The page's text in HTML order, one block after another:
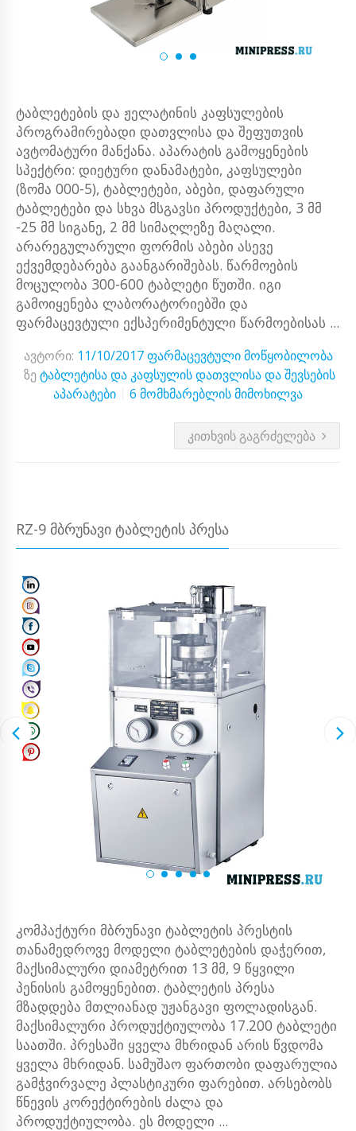
ტაბლეტების და ჟელატინის კაფსულების
პროგრამირებადი დათვლისა და შეფუთვის
ავტომატური მანქანა. აპარატის გამოყენების
სპექტრი: დიეტური დანამატები, კაფსულები
(ზომა 000-5), ტაბლეტები, აბები, დაფარული
ტაბლეტები და სხვა მსგავსი პროდუქტები, 3 მმ
-25 მმ სიგანე, 2 მმ სიმაღლეზე მაღალი.
არარეგულარული ფორმის აბები ასევე
ექვემდებარება გაანგარიშებას. წარმოების
მოცულობა 300-600 ტაბლეტი წუთში. იგი
გამოიყენება ლაბორატორიებში და
ფარმაცევტული ექსპერიმენტული წარმოებისას ...
ავტორი: 11/10/2017 ფარმაცევტული მოწყობილობა
ზე ტაბლეტისა და კაფსულის დათვლისა და შევსების
აპარატები
6 მომხმარებლის მიმოხილვა
ᲙᲘᲗᲮᲕᲘᲡ ᲒᲐᲒᲠᲫᲔᲚᲔᲑᲐ
RZ-9 ᲛᲑᲠᲣᲜᲐᲕᲘ ᲢᲐᲑᲚᲔᲢᲘᲡ ᲞᲠᲔᲡᲐ
კომპაქტური მბრუნავი ტაბლეტის პრესტის
თანამედროვე მოდელი ტაბლეტების დაჭერით,
მაქსიმალური დიამეტრით 13 მმ, 9 წყვილი
პენისის გამოყენებით. ტაბლეტის პრესა
მზადდება მთლიანად უჟანგავი ფოლადისგან.
მაქსიმალური პროდუქტიულობა 17.200 ტაბლეტი
საათში. პრესაში ყველა მხრიდან არის წვდომა
ყველა მხრიდან. სამუშაო ფართობი დაფარულია
გამჭვირვალე პლასტიკური ფარებით. არსებობს
წნევის კორექტირების ძალა და
პროდუქტიულობა. ეს მოდელი ...